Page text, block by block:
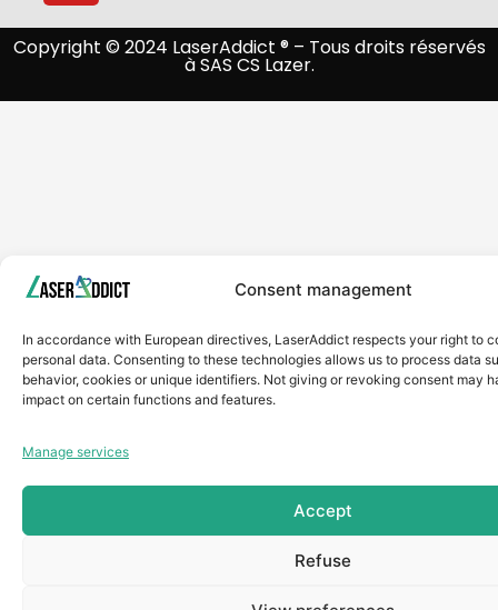
Consent management
In accordance with European directives, LaserAddict respects your right to
personal data. Consenting to these technologies allows us to process data
behavior, cookies or unique identifiers. Not giving or revoking consent may
impact on certain functions and features.
Manage services
Accept
Refuse
Copyright © 2024 LaserAddict ® – Tous droits réservés
à SAS CS Lazer.